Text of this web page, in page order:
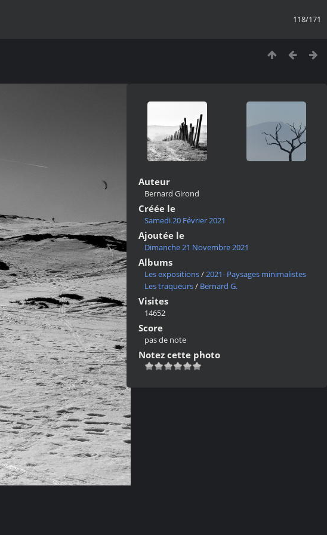
118/171
Auteur
Bernard Girond
Créée le
Samedi 20 Février 2021
Ajoutée le
Dimanche 21 Novembre 2021
Albums
Les expositions/2021- Paysages minimalistes
Les traqueurs/ Bernard G.
Visites
14652
Score
pas de note
Notez cette photo